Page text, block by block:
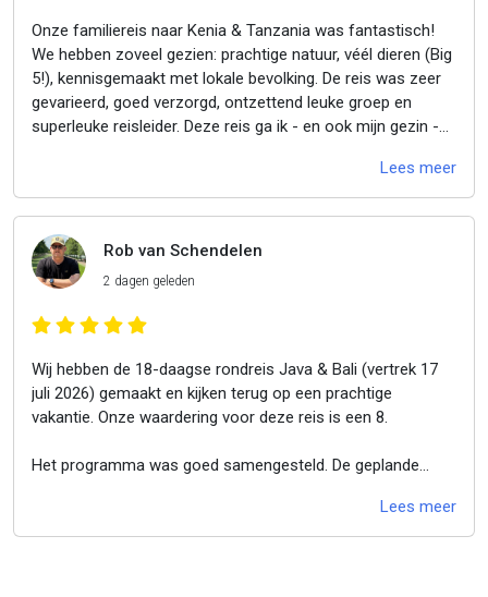
Onze familiereis naar Kenia & Tanzania was fantastisch!
We hebben zoveel gezien: prachtige natuur, véél dieren (Big
5!), kennisgemaakt met lokale bevolking. De reis was zeer
gevarieerd, goed verzorgd, ontzettend leuke groep en
superleuke reisleider. Deze reis ga ik - en ook mijn gezin -
Lees meer
Rob van Schendelen
2 dagen geleden
Wij hebben de 18-daagse rondreis Java & Bali (vertrek 17
juli 2026) gemaakt en kijken terug op een prachtige
vakantie. Onze waardering voor deze reis is een 8.
Het programma was goed samengesteld. De geplande
er daarnaast voldoende vrije tijd was om zelf op ontdekking
te gaan of even te ontspannen. Die afwisseling vonden wij
Lees meer